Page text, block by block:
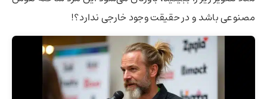
مصنوعی باشد و در حقیقت وجود خارجی ندارد؟!